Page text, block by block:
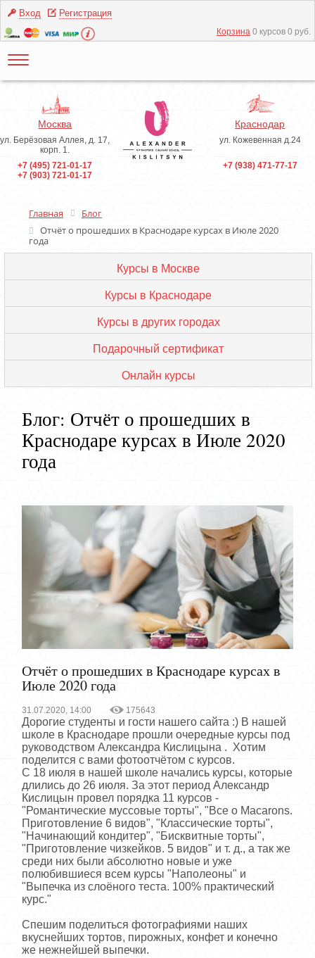
Вход Регистрация
Корзина 0 курсов 0 руб.
Москва
ул. Берёзовая Аллея, д. 17,
корп. 1.
+7 (495) 721-01-17
+7 (903) 721-01-17
Краснодар
ул. Кожевенная д.24
+7 (938) 471-77-17
Главная
Блог
Отчёт о прошедших в Краснодаре курсах в Июле 2020
года
Курсы в Москве
Курсы в Краснодаре
Курсы в других городах
Подарочный сертификат
Онлайн курсы
Блог: Отчёт о прошедших в
Краснодаре курсах в Июле 2020
года
Отчёт о прошедших в Краснодаре курсах в
Июле 2020 года
31.07.2020, 14:00 175643
Дорогие студенты и гости нашего сайта :) В нашей
школе в Краснодаре прошли очередные курсы под
руководством Александра Кислицына . Хотим
поделится с вами фотоотчётом с курсов.
С 18 июля в нашей школе начались курсы, которые
длились до 26 июля. За этот период Александр
Кислицын провел порядка 11 курсов -
"Романтические муссовые торты", "Все о Macarons.
Приготовление 6 видов", "Классические торты",
"Начинающий кондитер", "Бисквитные торты",
"Приготовление чизкейков. 5 видов" и т. д., а так же
среди них были абсолютно новые и уже
полюбившиеся всем курсы "Наполеоны" и
"Выпечка из слоёного теста. 100% практический
курс."
Спешим поделиться фотографиями наших
вкуснейших тортов, пирожных, конфет и конечно
же нежнейшей выпечки.